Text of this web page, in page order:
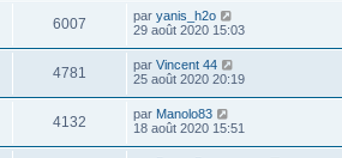
6007 par yanis_h2o
29 août 2020 15:03
4781 par Vincent 44
25 août 2020 20:19
4132 par Manolo83
18 août 2020 15:51